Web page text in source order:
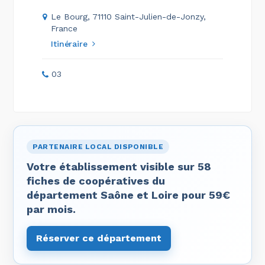
Le Bourg, 71110 Saint-Julien-de-Jonzy,
France
Itinéraire
03
PARTENAIRE LOCAL DISPONIBLE
Votre établissement visible sur 58
fiches de coopératives du
département Saône et Loire pour 59€
par mois.
Réserver ce département